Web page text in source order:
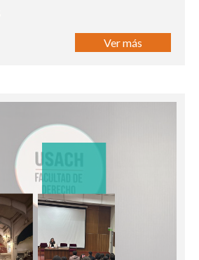
Ver más